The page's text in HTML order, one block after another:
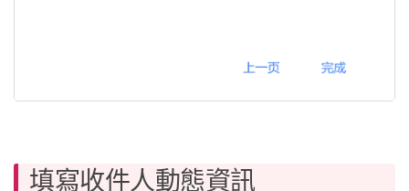
填寫收件人動態資訊